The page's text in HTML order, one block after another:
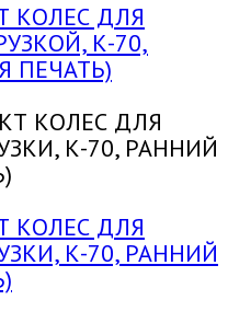
КОЛЕС ДЛЯ
К-70,
ПЕЧАТЬ)
КОЛЕС ДЛЯ
К-70, РАННИЙ